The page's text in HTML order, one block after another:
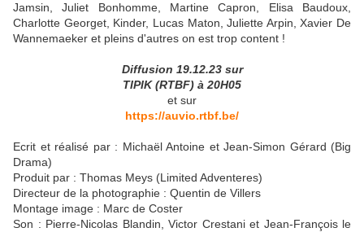
Jamsin, Juliet Bonhomme, Martine Capron, Elisa Baudoux,
Charlotte Georget, Kinder, Lucas Maton, Juliette Arpin, Xavier De
Wannemaeker et pleins d'autres on est trop content !
Diffusion 19.12.23 sur
TIPIK (RTBF) à 20H05
et sur
https://auvio.rtbf.be/
Ecrit et réalisé par : Michaël Antoine et Jean-Simon Gérard (Big
Drama)
Produit par : Thomas Meys (Limited Adventeres)
Directeur de la photographie : Quentin de Villers
Montage image : Marc de Coster
Son : Pierre-Nicolas Blandin, Victor Crestani et Jean-François le